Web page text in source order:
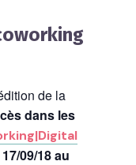
de la
dans les
09/18 au